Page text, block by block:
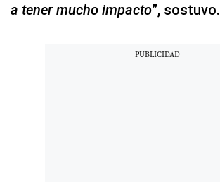
a tener mucho impacto”, sostuvo.